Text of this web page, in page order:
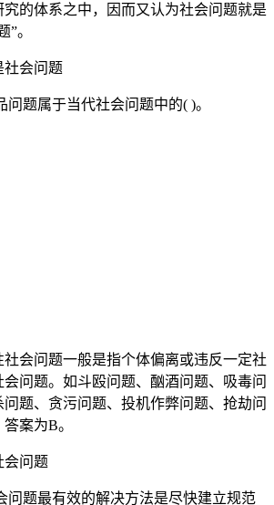
的体系之中，因而又认为社会问题就是
”。
会问题
题属于当代社会问题中的( )。
问题一般是指个体偏离或违反一定社
问题。如斗殴问题、酗酒问题、吸毒问
题、贪污问题、投机作弊问题、抢劫问
案为B。
问题
题最有效的解决方法是尽快建立规范